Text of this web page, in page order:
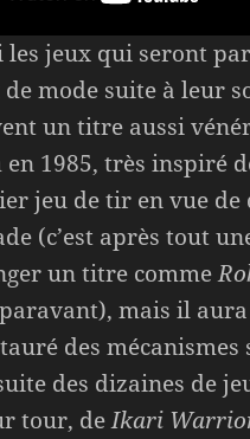
les jeux qui seront
de mode suite à leur
un titre aussi
en 1985, très inspiré
jeu de tir en vue de
(c’est après tout
un titre comme
mais il aura
des
des dizaines de
tour, deIkari